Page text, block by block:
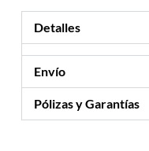
Detalles
Envío
Pólizas y Garantías